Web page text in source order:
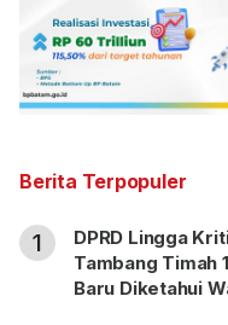
Berita Terpopuler
1
DPRD Lingga
Tambang Timah
Baru Diketahui